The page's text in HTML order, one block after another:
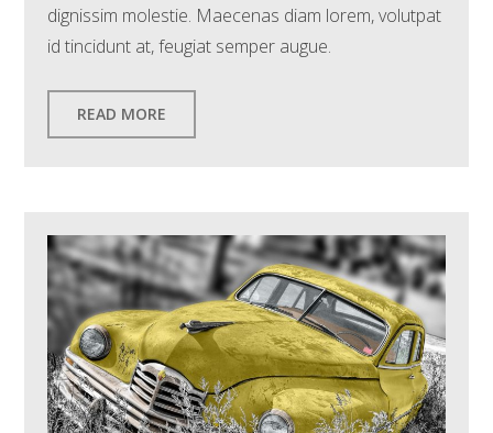
dignissim molestie. Maecenas diam lorem, volutpat
id tincidunt at, feugiat semper augue.
READ MORE